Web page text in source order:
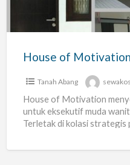
House of Motivation
Tanah Abang
House of Motivation
untuk eksekutif muda
Terletak di kolasi strategis